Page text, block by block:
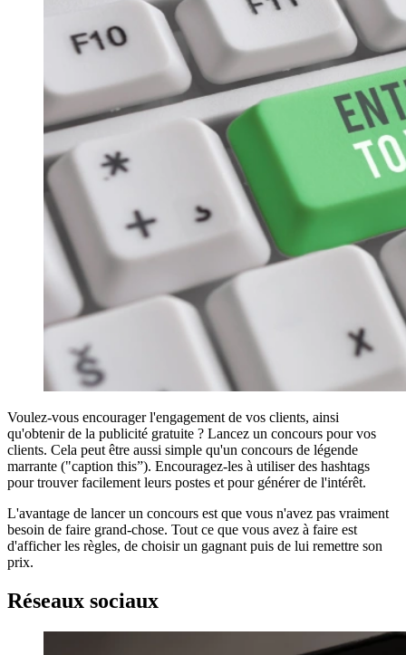
Voulez-vous encourager l'engagement de vos clients, ainsi
qu'obtenir de la publicité gratuite ? Lancez un concours pour vos
clients. Cela peut être aussi simple qu'un concours de légende
marrante ("caption this”). Encouragez-les à utiliser des hashtags
pour trouver facilement leurs postes et pour générer de l'intérêt.
L'avantage de lancer un concours est que vous n'avez pas vraiment
besoin de faire grand-chose. Tout ce que vous avez à faire est
d'afficher les règles, de choisir un gagnant puis de lui remettre son
prix.
Réseaux sociaux